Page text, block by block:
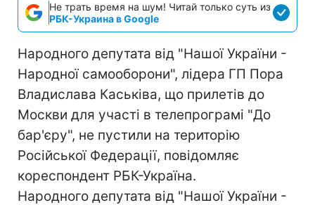
Не трать время на шум! Читай только суть из
РБК-Украина в Google
Народного депутата від "Нашої України -
Народної самооборони", лідера ГП Пора
Владислава Каськіва, що прилетів до
Москви для участі в телепрограмі "До
бар'єру", не пустили на територію
Російської Федерації, повідомляє
кореспондент РБК-Україна.
Народного депутата від "Нашої України -